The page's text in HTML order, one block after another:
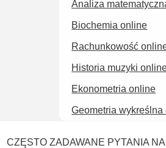
Analiza
Biochemia online
Rachunkowość
Historia muzyki
Ekonometria online
Geometria wykreślna
CZĘSTO ZADAWANE PYTANIA